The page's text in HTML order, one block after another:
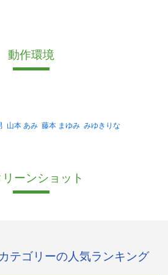
動作環境
山本 あみ 藤本 まゆみ みゆきりな
ーンショット
テゴリーの人気ランキング